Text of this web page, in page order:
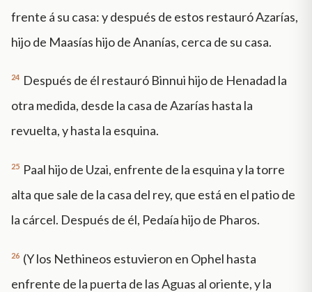
frente á su casa: y después de estos restauró Azarías,
hijo de Maasías hijo de Ananías, cerca de su casa.
24 Después de él restauró Binnui hijo de Henadad la
otra medida, desde la casa de Azarías hasta la
revuelta, y hasta la esquina.
25 Paal hijo de Uzai, enfrente de la esquina y la torre
alta que sale de la casa del rey, que está en el patio de
la cárcel. Después de él, Pedaía hijo de Pharos.
26 (Y los Nethineos estuvieron en Ophel hasta
enfrente de la puerta de las Aguas al oriente, y la